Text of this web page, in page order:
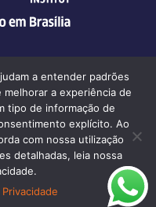
SN, Conjunto A • CEP
2026
a entender padrões
a experiência de
tipo de informação de
explícito. Ao
com nossa utilização
detalhadas, leia nossa